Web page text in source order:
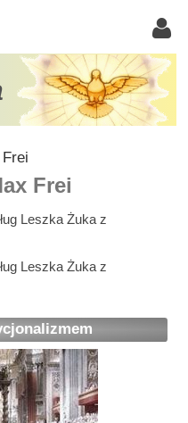
Frei
Leszka Żuka z
Leszka Żuka z